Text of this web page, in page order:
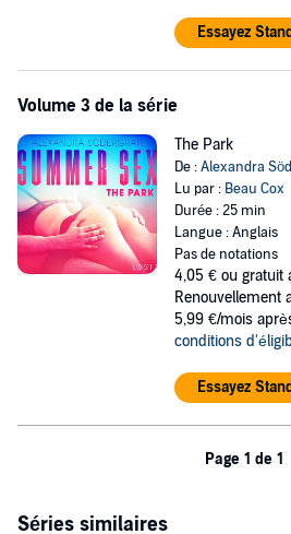
Essayez
Volume 3 de la série
The Park
De :Alexandra
Lu par : Beau Cox
Durée : 25 min
Langue : Anglais
Pas de notations
4,05 € ou gratuit
Renouvellement
5,99 €/mois
conditions
Essayez
Page 1 de 1
Séries similaires